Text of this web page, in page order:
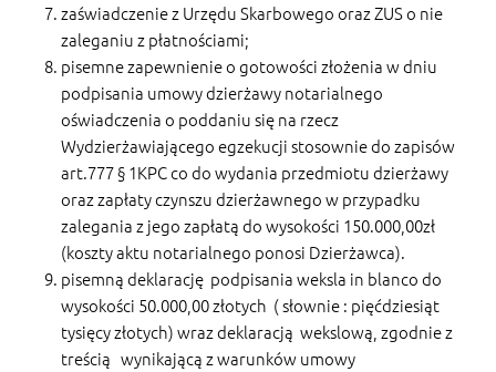
zaświadczenie z Urzędu Skarbowego oraz ZUS o nie
zaleganiu z płatnościami;
pisemne zapewnienie o gotowości złożenia w dniu
podpisania umowy dzierżawy notarialnego
oświadczenia o poddaniu się na rzecz
Wydzierżawiającego egzekucji stosownie do zapisów
art.777 § 1KPC co do wydania przedmiotu dzierżawy
oraz zapłaty czynszu dzierżawnego w przypadku
zalegania z jego zapłatą do wysokości 150.000,00zł
(koszty aktu notarialnego ponosi Dzierżawca).
pisemną deklarację podpisania weksla in blanco do
wysokości 50.000,00 złotych ( słownie : pięćdziesiąt
tysięcy złotych) wraz deklaracją wekslową, zgodnie z
treścią wynikającą z warunków umowy